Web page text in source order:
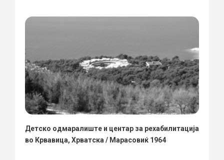
Детско одмаралиште и центар за рехабилитација
во Крвавица, Хрватска / Марасовиќ 1964